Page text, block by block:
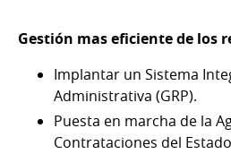
Gestión mas eficiente de los
Implantar un Sistema
Administrativa (GRP).
Puesta en marcha de la
Contrataciones del